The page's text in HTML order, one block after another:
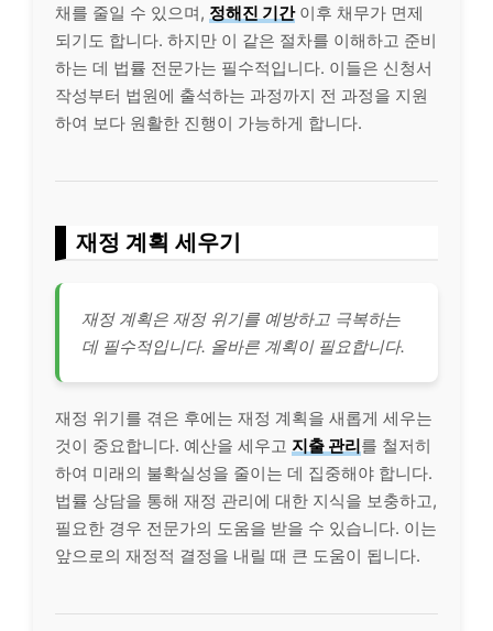
채를 줄일 수 있으며, 정해진 기간이후 채무가 면제
되기도 합니다. 하지만 이 같은 절차를 이해하고 준비
하는 데 법률 전문가는 필수적입니다. 이들은 신청서
작성부터 법원에 출석하는 과정까지 전 과정을 지원
하여 보다 원활한 진행이 가능하게 합니다.
재정 계획 세우기
재정 계획은 재정 위기를 예방하고 극복하는
데 필수적입니다. 올바른 계획이 필요합니다.
재정 위기를 겪은 후에는 재정 계획을 새롭게 세우는
것이 중요합니다. 예산을 세우고 지출 관리를 철저히
하여 미래의 불확실성을 줄이는 데 집중해야 합니다.
법률 상담을 통해 재정 관리에 대한 지식을 보충하고,
필요한 경우 전문가의 도움을 받을 수 있습니다. 이는
앞으로의 재정적 결정을 내릴 때 큰 도움이 됩니다.